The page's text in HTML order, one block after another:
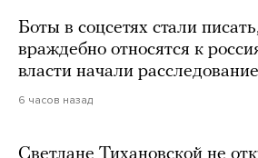
Боты в соцсетях стали
враждебно относятся к
власти начали расследование
6 часов назад
Светлане Тихановской не